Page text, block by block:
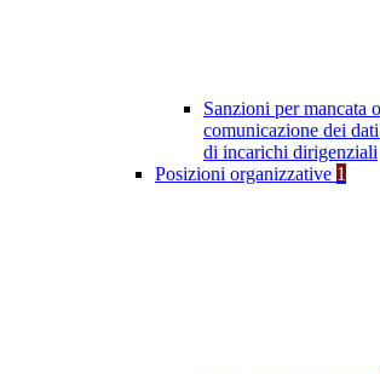
Sanzioni per mancata
comunicazione dei
di incarichi dirigenziali
Posizioni organizzative 1